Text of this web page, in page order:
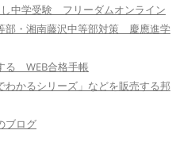
中学受験 フリーダムオンライン
部・湘南藤沢中等部対策 慶應進学
る WEB合格手帳
わかるシリーズ」などを販売する邦
ブログ